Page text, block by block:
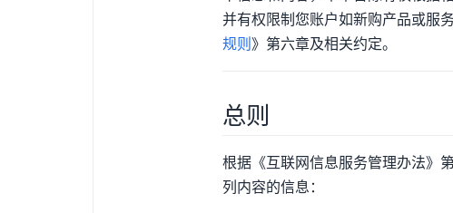
并有权限制您账户如新购产品或服
规则 》第六章及相关约定。
总则
根据《互联网信息服务管理办法》
列内容的信息：